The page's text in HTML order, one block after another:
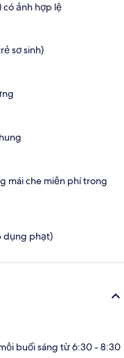
có ảnh hợp lệ
sơ sinh)
mái che miễn phí trong
dụng phạt)
buổi sáng từ 6:30 - 8:30